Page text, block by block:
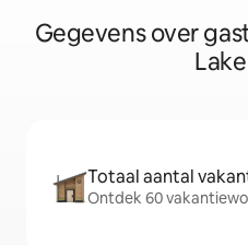
Gegevens over
Totaal aantal
Ontdek 60